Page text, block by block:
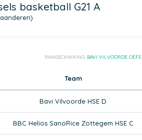
basketball G21 A
RANGSCHIKKING: BAVI VILVOORDE
Team
Bavi Vilvoorde HSE D
BBC Helios SanoRice Zottegem HSE C